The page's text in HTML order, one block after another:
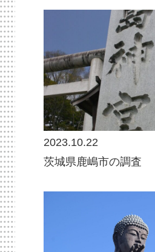
2023.10.22
茨城県鹿嶋市の調査